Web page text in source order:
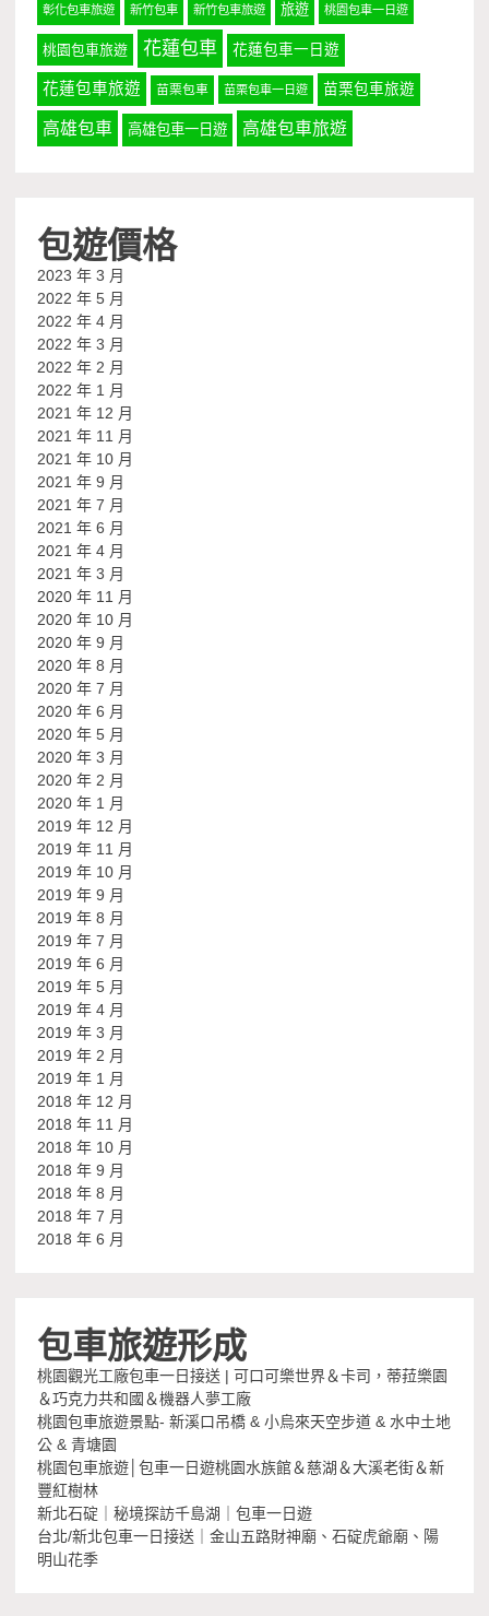
彰化包車旅遊 新竹包車 新竹包車旅遊 旅遊 桃園包車一日遊
桃園包車旅遊 花蓮包車 花蓮包車一日遊
花蓮包車旅遊 苗栗包車 苗栗包車一日遊 苗栗包車旅遊
高雄包車 高雄包車一日遊 高雄包車旅遊
包遊價格
2023 年 3 月
2022 年 5 月
2022 年 4 月
2022 年 3 月
2022 年 2 月
2022 年 1 月
2021 年 12 月
2021 年 11 月
2021 年 10 月
2021 年 9 月
2021 年 7 月
2021 年 6 月
2021 年 4 月
2021 年 3 月
2020 年 11 月
2020 年 10 月
2020 年 9 月
2020 年 8 月
2020 年 7 月
2020 年 6 月
2020 年 5 月
2020 年 3 月
2020 年 2 月
2020 年 1 月
2019 年 12 月
2019 年 11 月
2019 年 10 月
2019 年 9 月
2019 年 8 月
2019 年 7 月
2019 年 6 月
2019 年 5 月
2019 年 4 月
2019 年 3 月
2019 年 2 月
2019 年 1 月
2018 年 12 月
2018 年 11 月
2018 年 10 月
2018 年 9 月
2018 年 8 月
2018 年 7 月
2018 年 6 月
包車旅遊形成
桃園觀光工廠包車一日接送 | 可口可樂世界＆卡司，蒂菈樂園
＆巧克力共和國＆機器人夢工廠
桃園包車旅遊景點- 新溪口吊橋 & 小烏來天空步道 & 水中土地
公 & 青塘園
桃園包車旅遊│包車一日遊桃園水族館＆慈湖＆大溪老街＆新
豐紅樹林
新北石碇｜秘境探訪千島湖｜包車一日遊
台北/新北包車一日接送｜金山五路財神廟、石碇虎爺廟、陽
明山花季